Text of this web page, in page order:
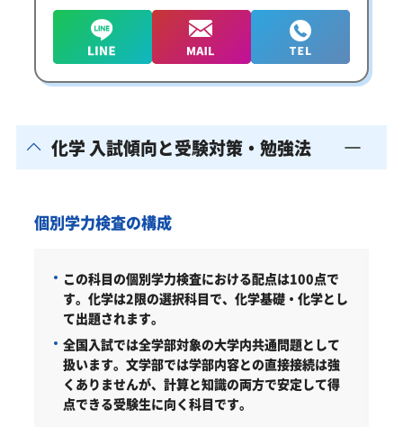
化学 入試傾向と受験対策・勉強法
個別学力検査の構成
この科目の個別学力検査における配点は100点で
す。 化学は2限の選択科目で、化学基礎・化学とし
て出題されます。
全国入試では全学部対象の大学内共通問題として
扱います。文学部では学部内容との直接接続は強
くありませんが、計算と知識の両方で安定して得
点できる受験生に向く科目です。